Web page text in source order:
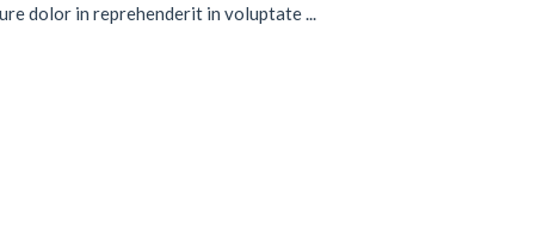
dolor in reprehenderit in voluptate ...